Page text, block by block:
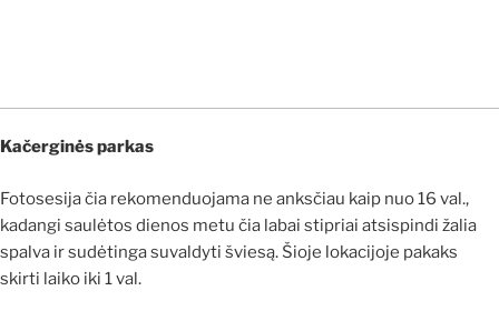
Kačerginės parkas
Fotosesija čia rekomenduojama ne anksčiau kaip nuo 16 val.,
kadangi saulėtos dienos metu čia labai stipriai atsispindi žalia
spalva ir sudėtinga suvaldyti šviesą. Šioje lokacijoje pakaks
skirti laiko iki 1 val.